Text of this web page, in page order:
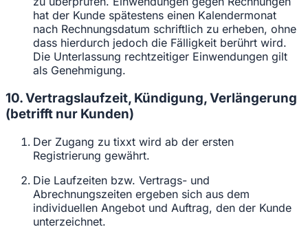
hat der Kunde spätestens einen Kalendermonat
nach Rechnungsdatum schriftlich zu erheben, ohne
dass hierdurch jedoch die Fälligkeit berührt wird.
Die Unterlassung rechtzeitiger Einwendungen gilt
als Genehmigung.
10. Vertragslaufzeit, Kündigung, Verlängerung
(betrifft nur Kunden)
Der Zugang zu tixxt wird ab der ersten
Registrierung gewährt.
Die Laufzeiten bzw. Vertrags- und
Abrechnungszeiten ergeben sich aus dem
individuellen Angebot und Auftrag, den der Kunde
unterzeichnet.